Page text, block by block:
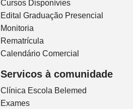
Cursos Disponívies
Edital Graduação Presencial
Monitoria
Rematrícula
Calendário Comercial
Servicos à comunidade
Clínica Escola Belemed
Exames